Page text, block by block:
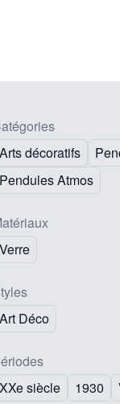
Arts décoratifs
Pendules Atmos
Verre
Art Déco
XXe siècle
1930